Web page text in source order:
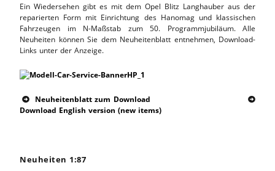
Ein Wiedersehen gibt es mit dem Opel Blitz Langhauber aus der
reparierten Form mit Einrichtung des Hanomag und klassischen
Fahrzeugen im N-Maßstab zum 50. Programmjubiläum. Alle
Neuheiten können Sie dem Neuheitenblatt entnehmen, Download-
Links unter der Anzeige.
 Neuheitenblatt zum Download 
Download English version (new items)
Neuheiten 1:87